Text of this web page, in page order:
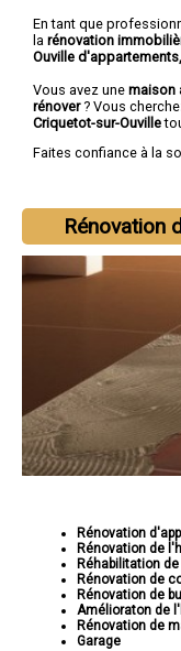
En tant que
la rénovation
Ouville
Vous avez une maison
rénover? Vous
Criquetot-sur-Ouville
Faites confiance à la
Rénovation
Rénovation
Rénovation de
Réhabilitation
Rénovation de
Rénovation de
Amélioraton de
Rénovation de
Garage